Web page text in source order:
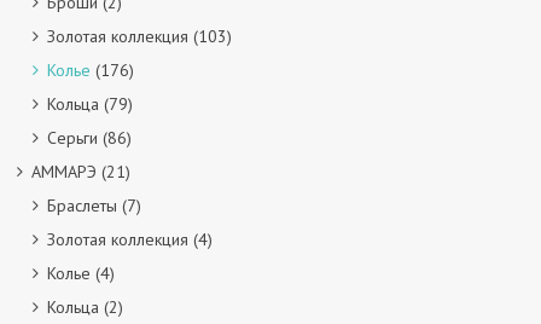
Золотая коллекция (103)
Колье (176)
Кольца (79)
Серьги (86)
АММАРЭ (21)
Браслеты (7)
Золотая коллекция (4)
Колье (4)
Кольца (2)